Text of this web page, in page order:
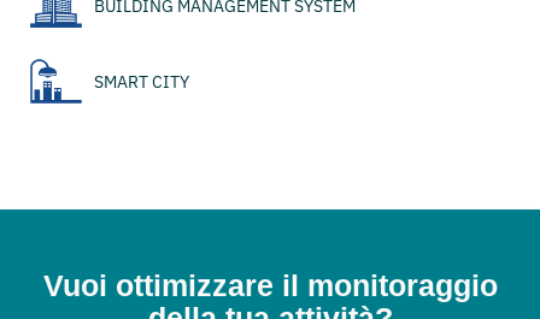
BUILDING MANAGEMENT SYSTEM
SMART CITY
Vuoi ottimizzare il monitoraggio